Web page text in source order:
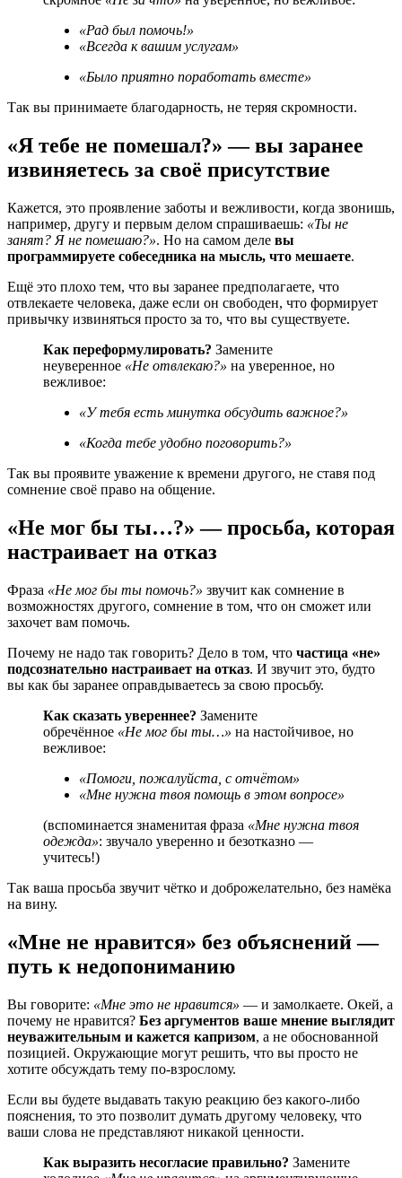
«Рад был помочь!»
«Всегда к вашим услугам»
«Было приятно поработать вместе»
Так вы принимаете благодарность, не теряя скромности.
«Я тебе не помешал?» — вы заранее
извиняетесь за своё присутствие
Кажется, это проявление заботы и вежливости, когда звонишь,
например, другу и первым делом спрашиваешь: «Ты не
занят? Я не помешаю?». Но на самом деле вы
программируете собеседника на мысль, что мешаете.
Ещё это плохо тем, что вы заранее предполагаете, что
отвлекаете человека, даже если он свободен, что формирует
привычку извиняться просто за то, что вы существуете.
Как переформулировать? Замените
неуверенное «Не отвлекаю?» на уверенное, но
вежливое:
«У тебя есть минутка обсудить важное?»
«Когда тебе удобно поговорить?»
Так вы проявите уважение к времени другого, не ставя под
сомнение своё право на общение.
«Не мог бы ты…?» — просьба, которая
настраивает на отказ
Фраза «Не мог бы ты помочь?» звучит как сомнение в
возможностях другого, сомнение в том, что он сможет или
захочет вам помочь.
Почему не надо так говорить? Дело в том, что частица «не»
подсознательно настраивает на отказ. И звучит это, будто
вы как бы заранее оправдываетесь за свою просьбу.
Как сказать увереннее? Замените
обречённое «Не мог бы ты…» на настойчивое, но
вежливое:
«Помоги, пожалуйста, с отчётом»
«Мне нужна твоя помощь в этом вопросе»
(вспоминается знаменитая фраза «Мне нужна твоя
одежда»: звучало уверенно и безотказно —
учитесь!)
Так ваша просьба звучит чётко и доброжелательно, без намёка
на вину.
«Мне не нравится» без объяснений —
путь к недопониманию
Вы говорите: «Мне это не нравится» — и замолкаете. Окей, а
почему не нравится? Без аргументов ваше мнение выглядит
неуважительным и кажется капризом, а не обоснованной
позицией. Окружающие могут решить, что вы просто не
хотите обсуждать тему по-взрослому.
Если вы будете выдавать такую реакцию без какого-либо
пояснения, то это позволит думать другому человеку, что
ваши слова не представляют никакой ценности.
Как выразить несогласие правильно? Замените